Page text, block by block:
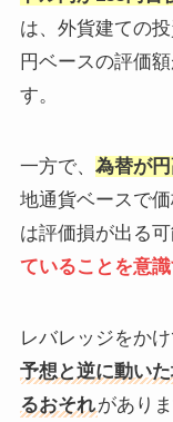
は、外貨建ての
円ベースの評価
す。
一方で、 為替が
地通貨ベースで
は評価損が出る可
ていることを意
レバレッジをか
予想と逆に動い
るおそれがありま